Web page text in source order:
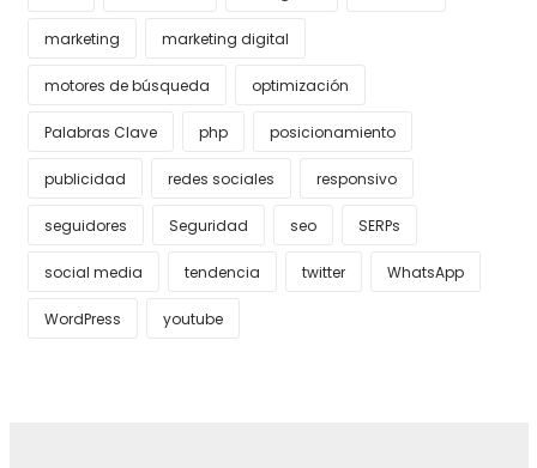
marketing marketing digital
motores de búsqueda optimización
Palabras Clave php posicionamiento
publicidad redes sociales responsivo
seguidores Seguridad seo SERPs
social media tendencia twitter WhatsApp
WordPress youtube